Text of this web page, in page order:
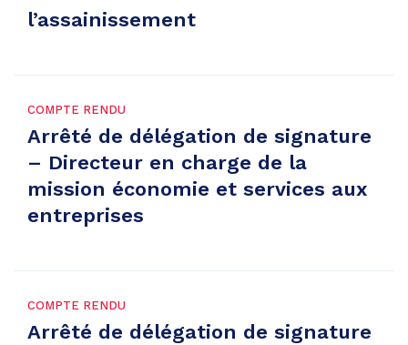
l’assainissement
COMPTE RENDU
Arrêté de délégation de signature
– Directeur en charge de la
mission économie et services aux
entreprises
COMPTE RENDU
Arrêté de délégation de signature